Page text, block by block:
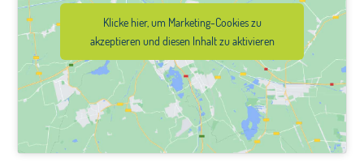
Klicke hier, um Marketing-Cookies zu
akzeptieren und diesen Inhalt zu aktivieren